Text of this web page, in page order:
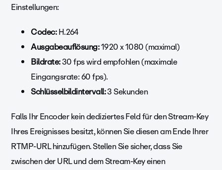
Einstellungen:
Codec:H.264
Ausgabeauflösung:1920 x 1080 (maximal)
Bildrate:30 fps wird empfohlen (maximale
Eingangsrate: 60 fps).
Schlüsselbildintervall:3 Sekunden
Falls Ihr Encoder kein dediziertes Feld für den Stream-Key
Ihres Ereignisses besitzt, können Sie diesen am Ende Ihrer
RTMP-URL hinzufügen. Stellen Sie sicher, dass Sie
zwischen der URL und dem Stream-Key einen